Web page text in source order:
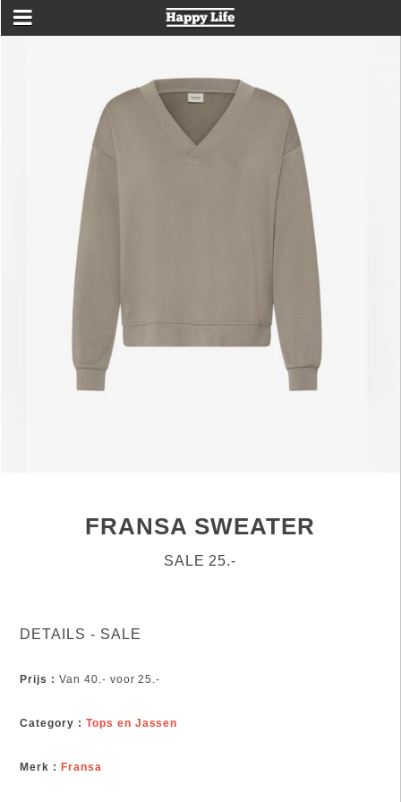
FRANSA SWEATER
SALE 25.-
DETAILS - SALE
Prijs : Van 40.- voor 25.-
Category : Tops en Jassen
Merk :Fransa